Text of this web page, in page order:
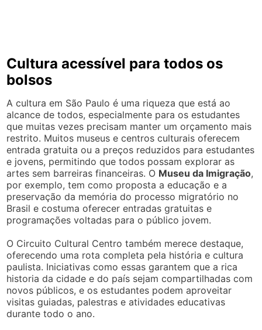
Cultura acessível para todos os
bolsos
A cultura em São Paulo é uma riqueza que está ao
alcance de todos, especialmente para os estudantes
que muitas vezes precisam manter um orçamento mais
restrito. Muitos museus e centros culturais oferecem
entrada gratuita ou a preços reduzidos para estudantes
e jovens, permitindo que todos possam explorar as
artes sem barreiras financeiras. O Museu da Imigração,
por exemplo, tem como proposta a educação e a
preservação da memória do processo migratório no
Brasil e costuma oferecer entradas gratuitas e
programações voltadas para o público jovem.
O Circuito Cultural Centro também merece destaque,
oferecendo uma rota completa pela história e cultura
paulista. Iniciativas como essas garantem que a rica
historia da cidade e do país sejam compartilhadas com
novos públicos, e os estudantes podem aproveitar
visitas guiadas, palestras e atividades educativas
durante todo o ano.